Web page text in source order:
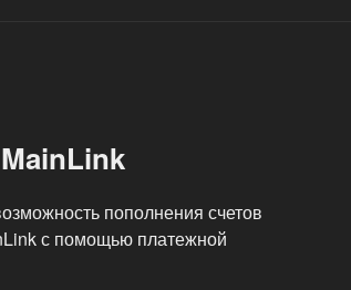
пополнения счетов
с помощью платежной